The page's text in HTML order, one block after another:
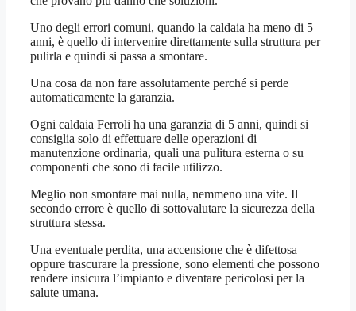
Uno degli errori comuni, quando la caldaia ha meno di 5
anni, è quello di intervenire direttamente sulla struttura per
pulirla e quindi si passa a smontare.
Una cosa da non fare assolutamente perché si perde
automaticamente la garanzia.
Ogni caldaia Ferroli ha una garanzia di 5 anni, quindi si
consiglia solo di effettuare delle operazioni di
manutenzione ordinaria, quali una pulitura esterna o su
componenti che sono di facile utilizzo.
Meglio non smontare mai nulla, nemmeno una vite. Il
secondo errore è quello di sottovalutare la sicurezza della
struttura stessa.
Una eventuale perdita, una accensione che è difettosa
oppure trascurare la pressione, sono elementi che possono
rendere insicura l’impianto e diventare pericolosi per la
salute umana.